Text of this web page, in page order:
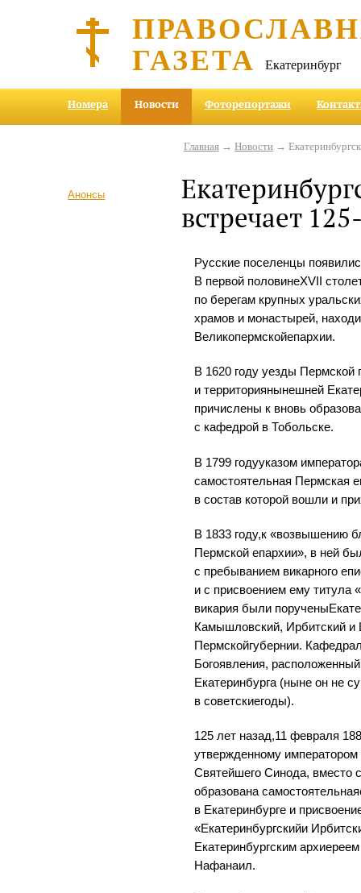
ГАЗЕТА Екатеринбург
Номера Новости Фоторепортажи
Анонсы
Главная→ Новости→
встречает
Русские поселенцы
В первой половинеXVII
по берегам крупных
храмов и монастырей,
Великопермскойепархии.
В 1620 году уезды Пермской
и территориянынешней
причислены к вновь
с кафедрой в Тобольске.
В 1799 годууказом
самостоятельная Пермская
в состав которой вошли и
В 1833 году,к «возвышению
Пермской епархии», в ней
с пребыванием викарного
и с присвоением ему титула
викария были
Камышловский, Ирбитский и
Пермскойгубернии.
Богоявления,
Екатеринбурга (ныне он не
в советскиегоды).
125 лет назад,11 февраля
утвержденному
Святейшего Синода, вместо
образована
в Екатеринбурге и
«Екатеринбургскийи
Екатеринбургским
Нафанаил.